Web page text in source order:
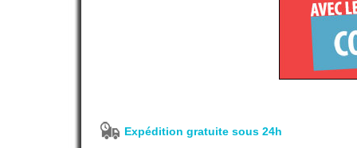
Expédition gratuite sous 24h